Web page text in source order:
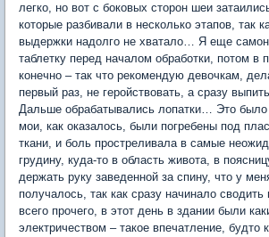
легко, но вот с боковых сторон шеи
которые разбивали в несколько этапов, так
выдержки надолго не хватало… Я еще
таблетку перед началом обработки, потом в
конечно – так что рекомендую девочкам,
первый раз, не геройствовать, а сразу
Дальше обрабатывались лопатки… Это
мои, как оказалось, были погребены под
ткани, и боль простреливала в самые
грудину, куда-то в область живота, в
держать руку заведенной за спину, что у
получалось, так как сразу начинало
всего прочего, в этот день в здании были
электричеством – такое впечатление, будто